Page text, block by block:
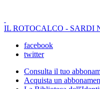
IL ROTOCALCO - SARDI
facebook
twitter
Consulta il tuo
Acquista un